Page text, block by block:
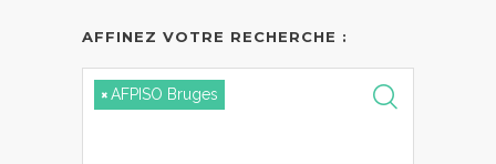
AFFINEZ VOTRE RECHERCHE :
×AFPISO Bruges